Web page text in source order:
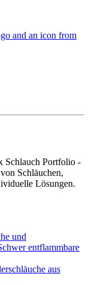
Schlauch Portfolio -
Schläuchen,
Lösungen.
und
entflammbare
aus